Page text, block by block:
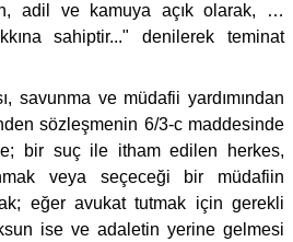
adil ve kamuya açık olarak, …
sahiptir..." denilerek teminat
savunma ve müdafii yardımından
sözleşmenin 6/3-c maddesinde
bir suç ile itham edilen herkes,
veya seçeceği bir müdafiin
eğer avukat tutmak için gerekli
ise ve adaletin yerine gelmesi